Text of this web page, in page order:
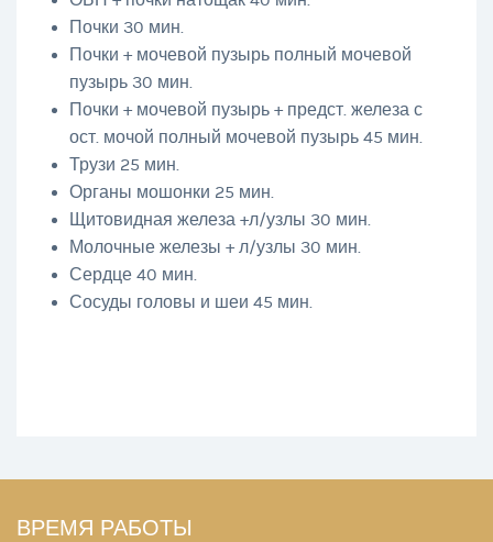
Почки 30 мин.
Почки + мочевой пузырь полный мочевой
пузырь 30 мин.
Почки + мочевой пузырь + предст. железа с
ост. мочой полный мочевой пузырь 45 мин.
Трузи 25 мин.
Органы мошонки 25 мин.
Щитовидная железа +л/узлы 30 мин.
Молочные железы + л/узлы 30 мин.
Сердце 40 мин.
Сосуды головы и шеи 45 мин.
ВРЕМЯ РАБОТЫ